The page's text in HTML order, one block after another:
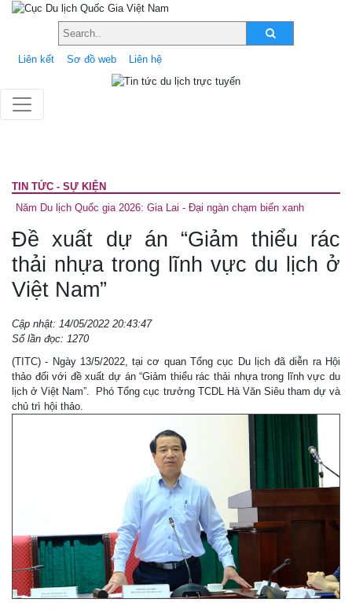
Liên kết Sơ đồ web Liên hệ
TIN TỨC - SỰ KIỆN
Năm Du lịch Quốc gia 2026: Gia Lai - Đại ngàn chạm biển xanh
Đề xuất dự án “Giảm thiểu rác
thải nhựa trong lĩnh vực du lịch ở
Việt Nam”
Cập nhật: 14/05/2022 20:43:47
Số lần đọc: 1270
(TITC) - Ngày 13/5/2022, tại cơ quan Tổng cục Du lịch đã diễn ra Hội
thảo đối với đề xuất dự án “Giảm thiểu rác thải nhựa trong lĩnh vực du
lịch ở Việt Nam”. Phó Tổng cục trưởng TCDL Hà Văn Siêu tham dự và
chủ trì hội thảo.